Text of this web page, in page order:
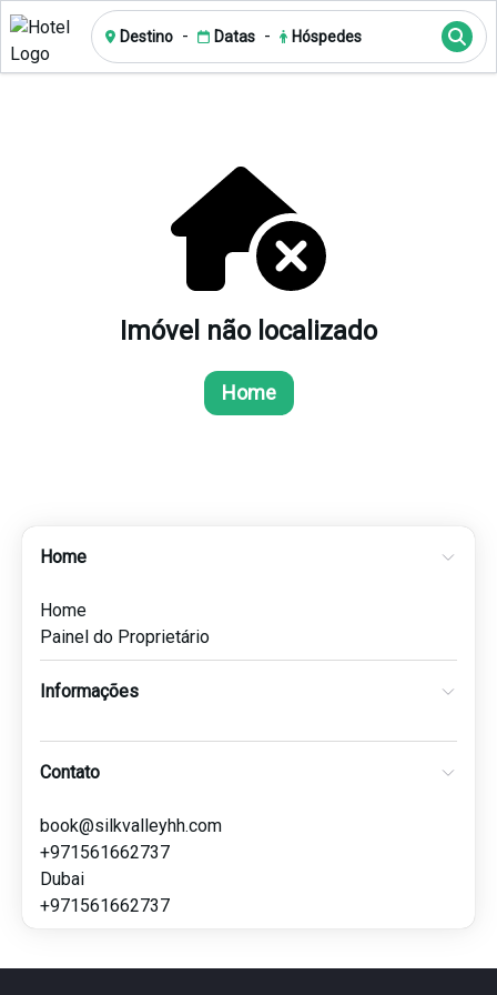
Destino - Datas - Hóspedes
Imóvel não localizado
Home
Home
Home
Painel do Proprietário
Informações
Contato
book@silkvalleyhh.com
+971561662737
Dubai
+971561662737